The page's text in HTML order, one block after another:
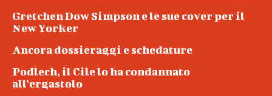
Gretchen Dow Simpson e le sue cover per il
New Yorker
Ancora dossieraggi e schedature
Podlech, il Cile lo ha condannato
all’ergastolo